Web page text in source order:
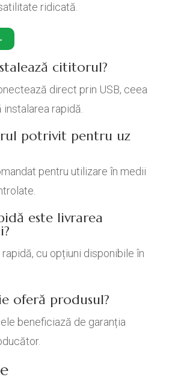
ridicată.
cititorul?
direct prin USB, ceea
rapidă.
potrivit pentru uz
pentru utilizare în medii
este livrarea
cu opțiuni disponibile în
oferă produsul?
beneficiază de garanția